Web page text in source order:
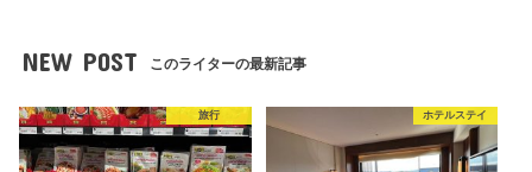
NEW POST このライターの最新記事
旅行 ホテルステイ